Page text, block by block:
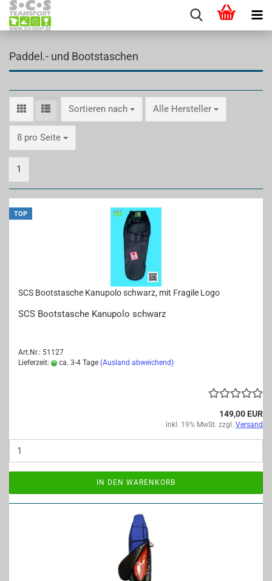
Paddel.- und Bootstaschen
Sortieren nach
Sortieren nach Alle Hersteller
8 pro Seite
pro Seite
1
TOP
SCS Boots­ta­sche Ka­nu­po­lo schwarz, mit Fra­gi­le Logo
SCS Boots­ta­sche Ka­nu­po­lo schwarz
Art.Nr.: 51127
Lieferzeit:
ca. 3-4 Tage (Ausland abweichend)
149,00 EUR
inkl. 19% MwSt. zzgl. Versand
IN DEN WARENKORB